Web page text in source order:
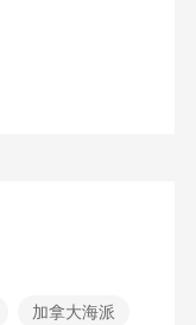
加拿大海派